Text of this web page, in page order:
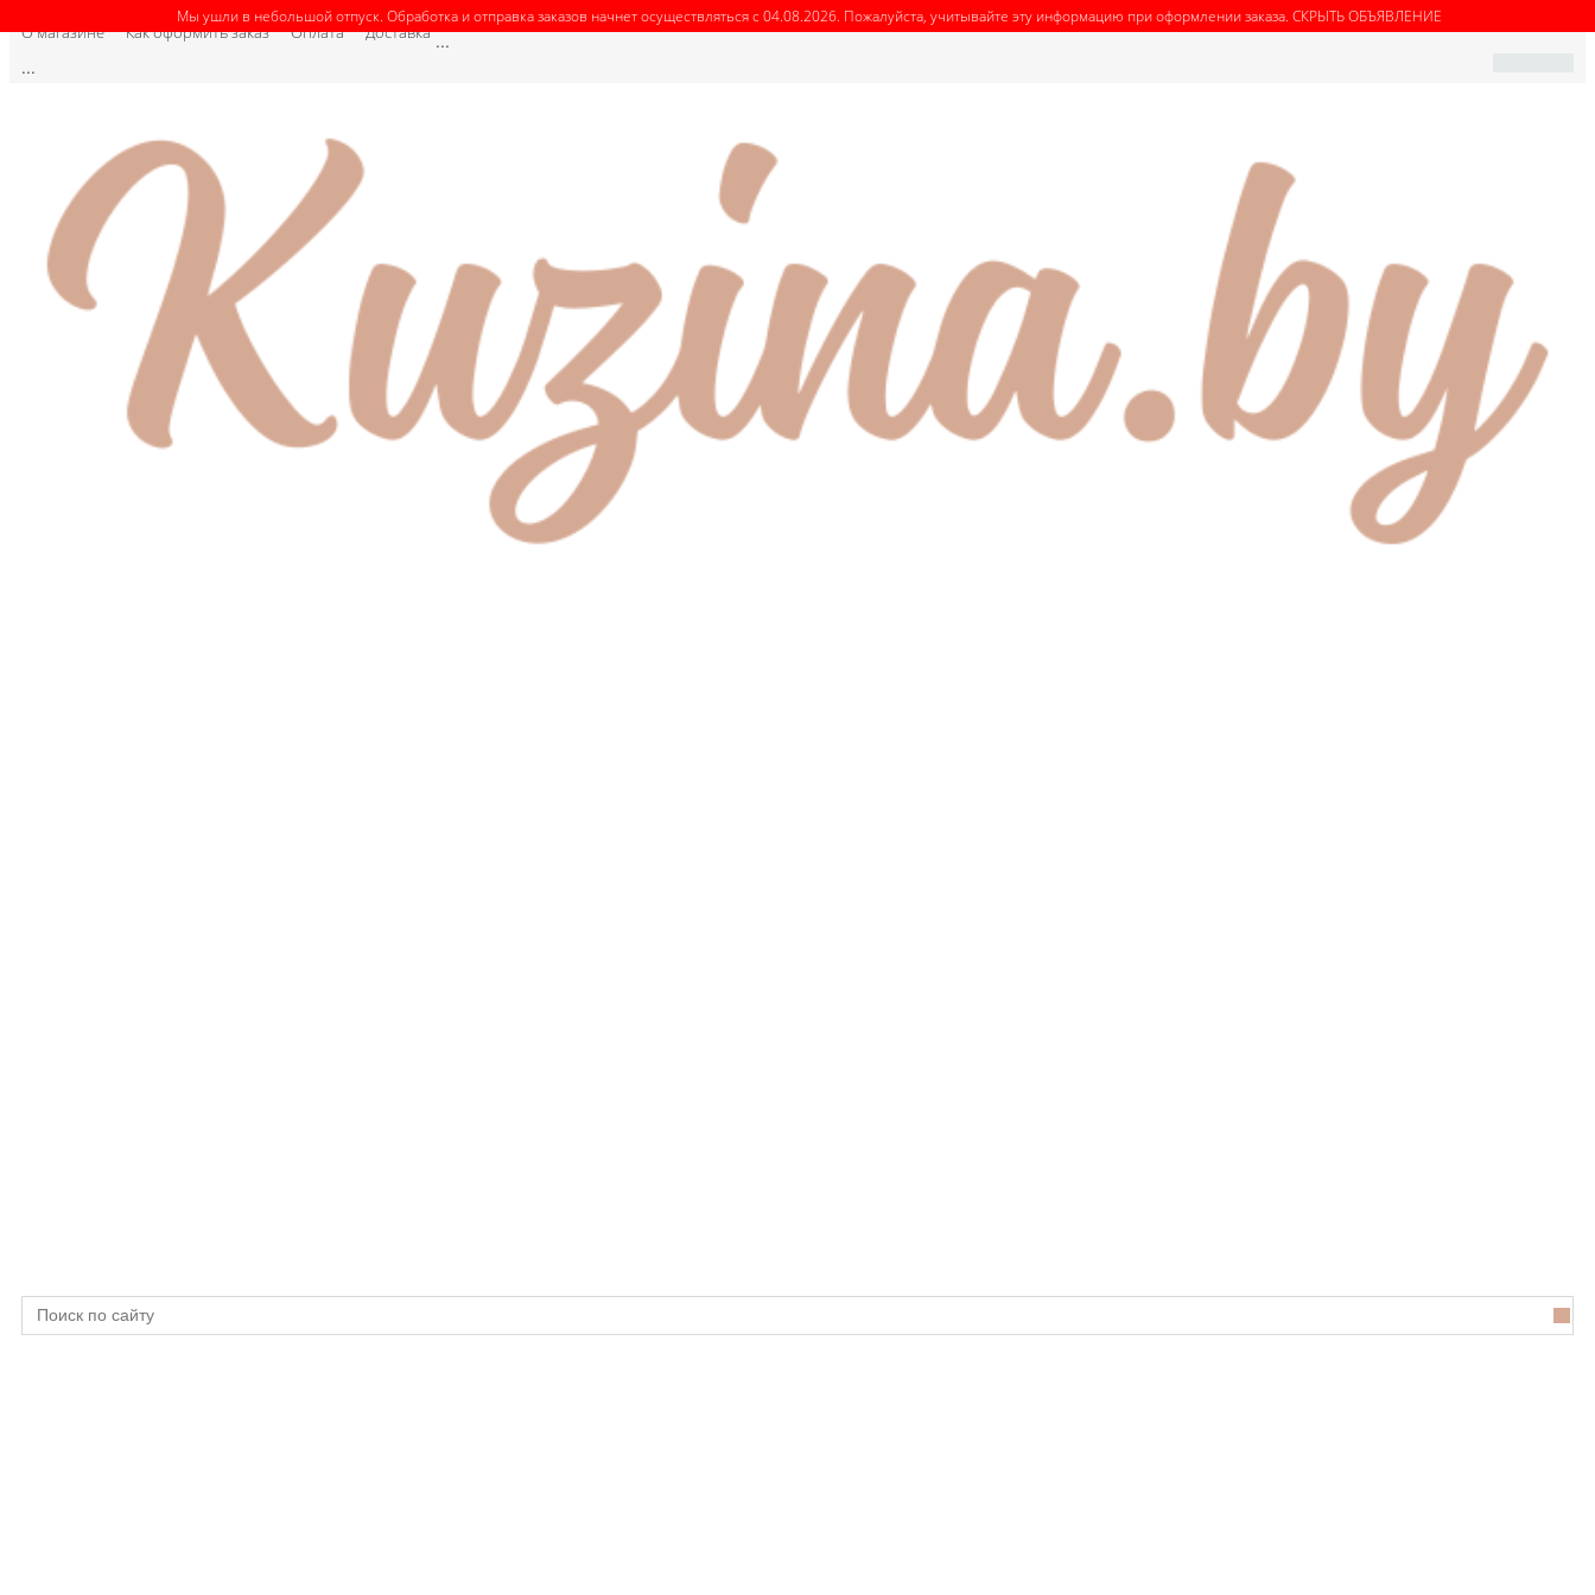
О магазине Как оформить заказ Оплата Доставка ...
...
Мы ушли в небольшой отпуск. Обработка и отправка заказов начнет осуществляться с 04.08.2026. Пожалуйста, учитывайте эту информацию при оформлении заказа. СКРЫТЬ ОБЪЯВЛЕНИЕ